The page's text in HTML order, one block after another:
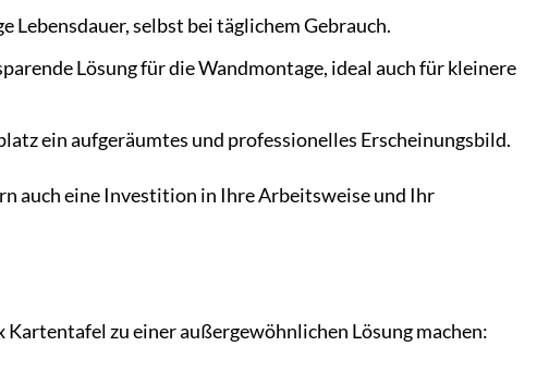
selbst bei täglichem Gebrauch.
Lösung für die Wandmontage, ideal auch für kleinere
ein aufgeräumtes und professionelles Erscheinungsbild.
auch eine Investition in Ihre Arbeitsweise und Ihr
zu einer außergewöhnlichen Lösung machen: